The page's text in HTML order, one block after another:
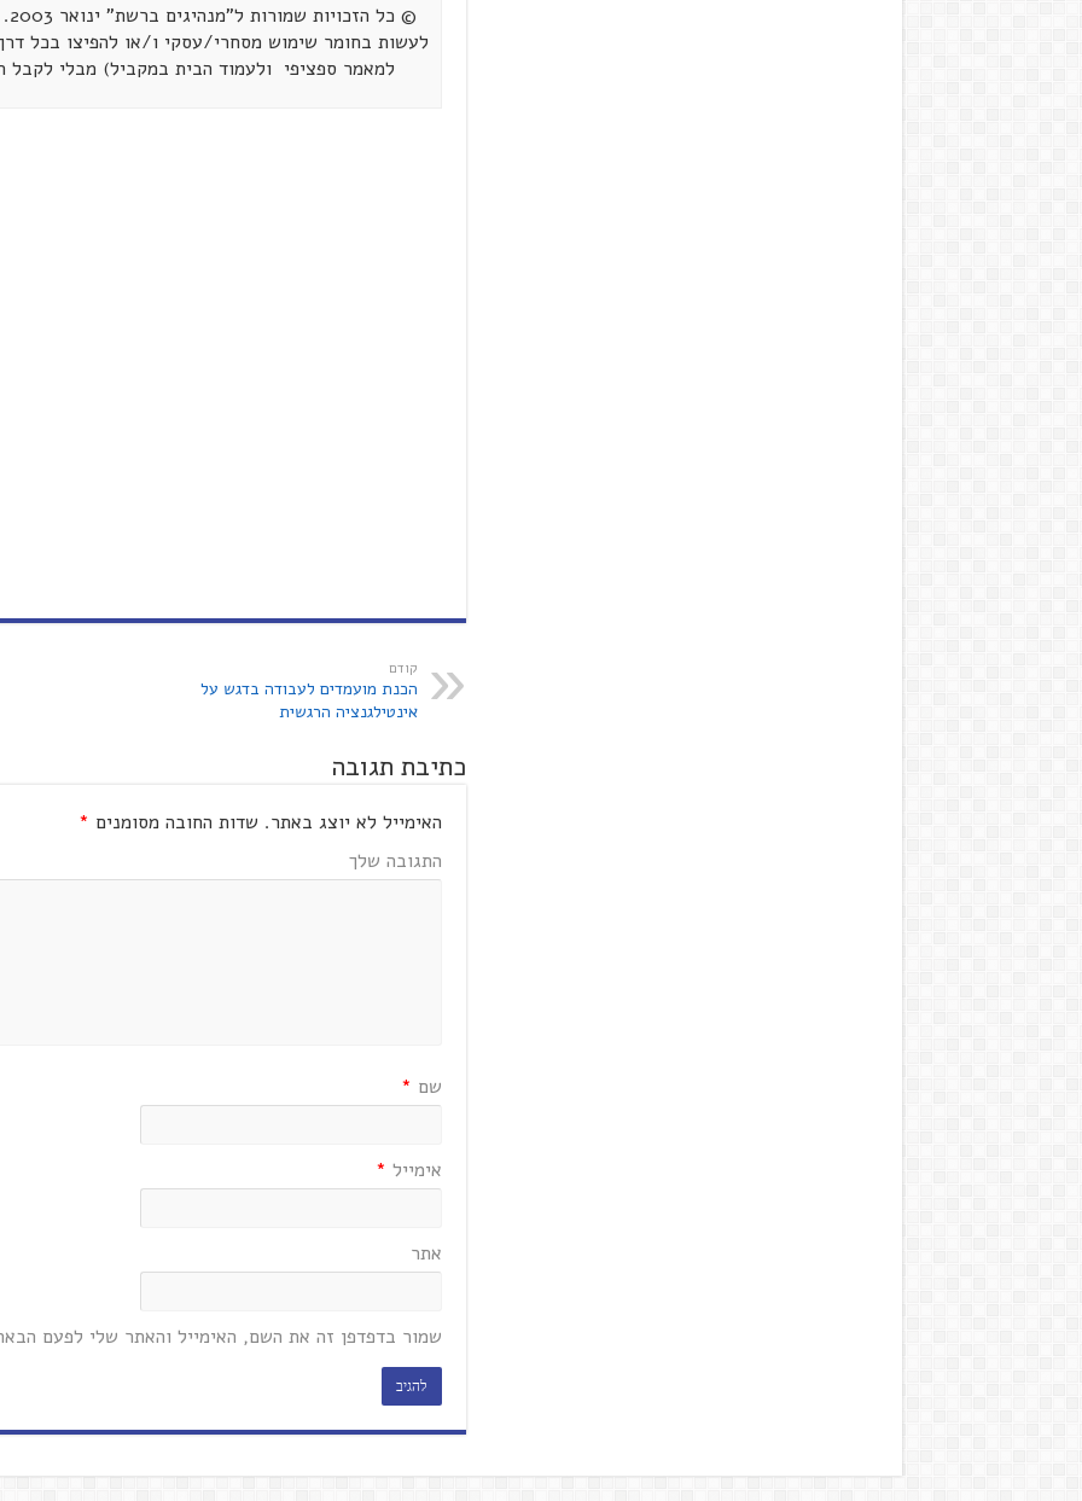
©
לעשות בחומר שימוש מסחרי/עסקי ו/או להפיצו בכל
למאמר ספציפי ולעמוד הבית במקביל) מבלי
קודם
הכנת מועמדים לעבודה בדגש על
אינטילגנציה הרגשית
כתיבת תגובה
האימייל לא יוצג באתר. שדות החובה מסומנים *
התגובה שלך
שם *
אימייל *
אתר
שמור בדפדפן זה את השם, האימייל והאתר שלי לפעם